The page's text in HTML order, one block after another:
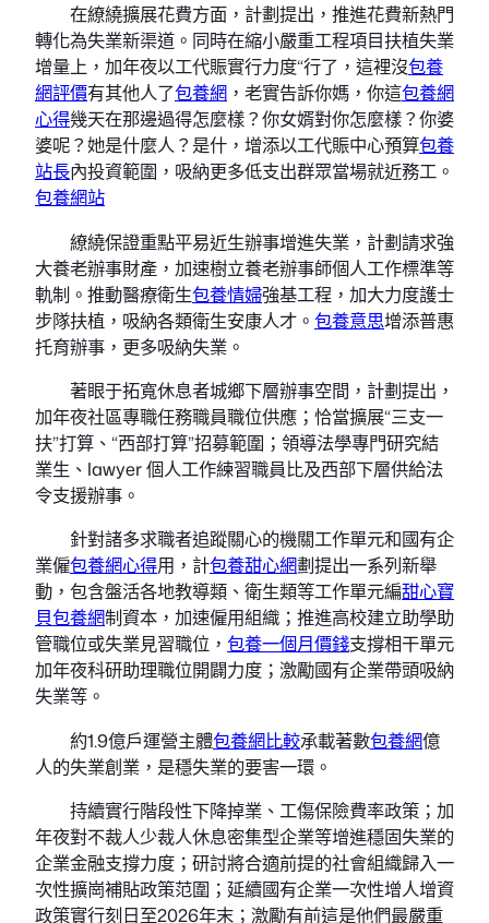
在繚繞擴展花費方面，計劃提出，推進花費新熱門
轉化為失業新渠道。同時在縮小嚴重工程項目扶植失業
增量上，加年夜以工代賑實行力度“行了，這裡沒包養
網評價有其他人了包養網 ，老實告訴你媽，你這包養網
心得幾天在那邊過得怎麼樣？你女婿對你怎麼樣？你婆
婆呢？她是什麼人？是什，增添以工代賑中心預算包養
站長內投資範圍，吸納更多低支出群眾當場就近務工。
包養網站
繚繞保證重點平易近生辦事增進失業，計劃請求強
大養老辦事財產，加速樹立養老辦事師個人工作標準等
軌制。推動醫療衛生包養情婦強基工程，加大力度護士
步隊扶植，吸納各類衛生安康人才。 包養意思增添普惠
托育辦事，更多吸納失業。
著眼于拓寬休息者城鄉下層辦事空間，計劃提出，
加年夜社區專職任務職員職位供應；恰當擴展“三支一
扶”打算、“西部打算”招募範圍；領導法學專門研究結
業生、lawyer 個人工作練習職員比及西部下層供給法
令支援辦事。
針對諸多求職者追蹤關心的機關工作單元和國有企
業僱包養網心得用，計包養甜心網劃提出一系列新舉
動，包含盤活各地教導類、衛生類等工作單元編甜心寶
貝包養網制資本，加速僱用組織；推進高校建立助學助
管職位或失業見習職位， 包養一個月價錢支撐相干單元
加年夜科研助理職位開闢力度；激勵國有企業帶頭吸納
失業等。
約1.9億戶運營主體包養網比較承載著數包養網億
人的失業創業，是穩失業的要害一環。
持續實行階段性下降掉業、工傷保險費率政策；加
年夜對不裁人少裁人休息密集型企業等增進穩固失業的
企業金融支撐力度；研討將合適前提的社會組織歸入一
次性擴崗補貼政策范圍；延續國有企業一次性增人增資
政策實行刻日至2026年末；激勵有前這是他們最嚴重